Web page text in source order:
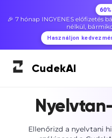
🎉 7 hónap INGYENES előfizetés
nélkül,
Használjon
CudekAI
Ellenőrizd a nyelvtani